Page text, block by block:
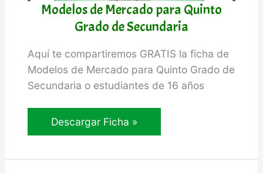
Modelos de Mercado para Quinto
Grado de Secundaria
Aquí te compartiremos GRATIS la ficha de
Modelos de Mercado para Quinto Grado de
Secundaria o estudiantes de 16 años
Modelos
de
Descargar Ficha »